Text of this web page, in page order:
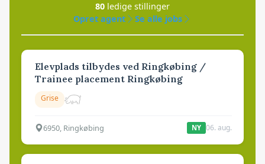
80 ledige stillinger
Opret agent
Se alle jobs
Elevplads tilbydes ved Ringkøbing /
Trainee placement Ringkøbing
Grise
6950, Ringkøbing NY 06. aug.